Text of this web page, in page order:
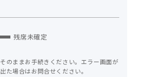
残席未確定
そのままお手続きください。エラー画面が
出た場合はお問合せください。